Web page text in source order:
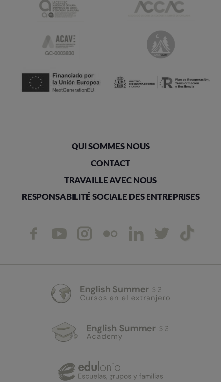
QUI SOMMES NOUS
CONTACT
TRAVAILLE AVEC NOUS
RESPONSABILITÉ SOCIALE DES ENTREPRISES